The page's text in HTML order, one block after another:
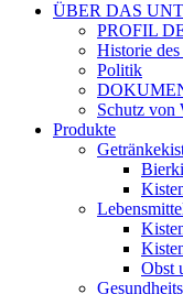
ÜBER DAS
PROFIL
Historie
Politik
Schutz von
Produkte
Obst